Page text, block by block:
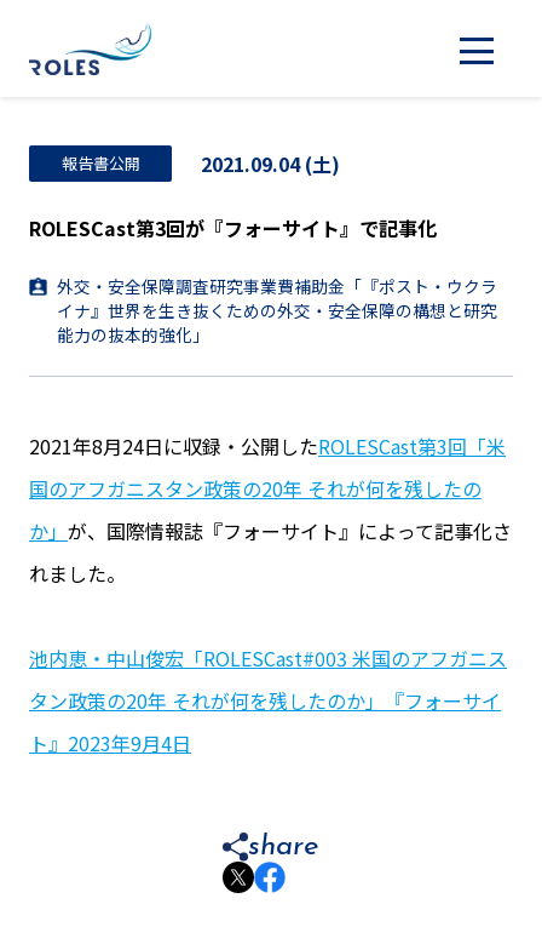
報告書公開 2021.09.04 (土)
ROLESCast第3回が『フォーサイト』で記事化
外交・安全保障調査研究事業費補助金「『ポスト・ウクラ
イナ』世界を生き抜くための外交・安全保障の構想と研究
能力の抜本的強化」
2021年8月24日に収録・公開したROLESCast第3回「米
国のアフガニスタン政策の20年 それが何を残したの
か」 が、国際情報誌『フォーサイト』によって記事化さ
れました。
池内恵・中山俊宏「ROLESCast#003 米国のアフガニス
タン政策の20年 それが何を残したのか」『フォーサイ
ト』2023年9月4日
share